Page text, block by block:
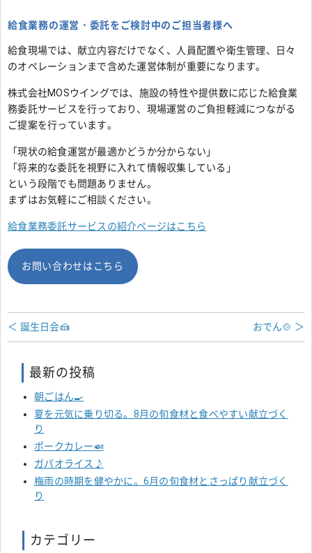
給食業務の運営・委託をご検討中のご担当者様へ
給食現場では、献立内容だけでなく、人員配置や衛生管理、日々
のオペレーションまで含めた運営体制が重要になります。
株式会社MOSウイングでは、施設の特性や提供数に応じた給食業
務委託サービスを行っており、現場運営のご負担軽減につながる
ご提案を行っています。
「現状の給食運営が最適かどうか分からない」
「将来的な委託を視野に入れて情報収集している」
という段階でも問題ありません。
まずはお気軽にご相談ください。
給食業務委託サービスの紹介ページはこちら
お問い合わせはこちら
おでん🍲 ＞
＜ 誕生日会🍰
最新の投稿
朝ごはん🍳
夏を元気に乗り切る。8月の旬食材と食べやすい献立づく
り
ポークカレー🍛
ガパオライス♪
梅雨の時期を健やかに。6月の旬食材とさっぱり献立づく
り
カテゴリー